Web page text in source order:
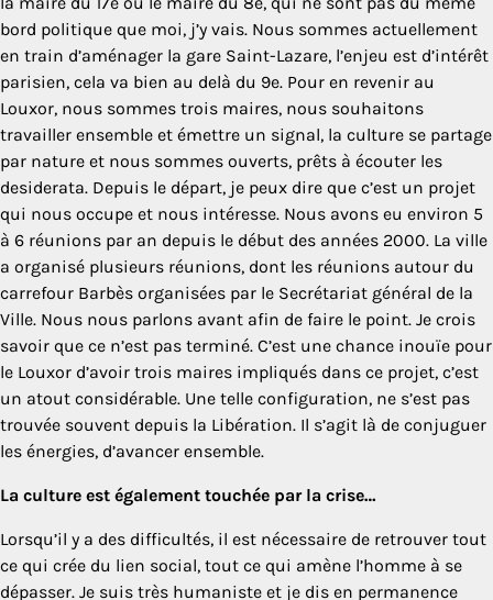
bord politique que moi, j’y vais. Nous sommes actuellement
en train d’aménager la gare Saint-Lazare, l’enjeu est d’intérêt
parisien, cela va bien au delà du 9e. Pour en revenir au
Louxor, nous sommes trois maires, nous souhaitons
travailler ensemble et émettre un signal, la culture se partage
par nature et nous sommes ouverts, prêts à écouter les
desiderata. Depuis le départ, je peux dire que c’est un projet
qui nous occupe et nous intéresse. Nous avons eu environ 5
à 6 réunions par an depuis le début des années 2000. La ville
a organisé plusieurs réunions, dont les réunions autour du
carrefour Barbès organisées par le Secrétariat général de la
Ville. Nous nous parlons avant afin de faire le point. Je crois
savoir que ce n’est pas terminé. C’est une chance inouïe pour
le Louxor d’avoir trois maires impliqués dans ce projet, c’est
un atout considérable. Une telle configuration, ne s’est pas
trouvée souvent depuis la Libération. Il s’agit là de conjuguer
les énergies, d’avancer ensemble.
La culture est également touchée par la crise…
Lorsqu’il y a des difficultés, il est nécessaire de retrouver tout
ce qui crée du lien social, tout ce qui amène l’homme à se
dépasser. Je suis très humaniste et je dis en permanence